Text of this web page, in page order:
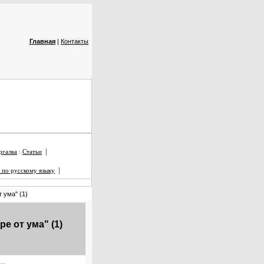
Главная | Контакты
: Статьи |
русскому языку |
ума" (1)
от ума" (1)